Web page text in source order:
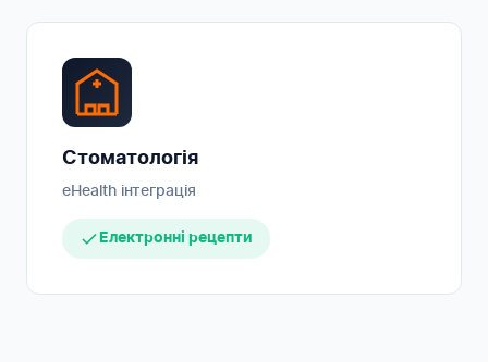
Стоматологія
eHealth інтеграція
Електронні рецепти